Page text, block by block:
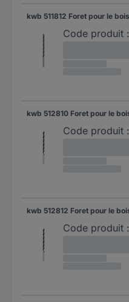
Code produit :
Code produit :
Code produit :